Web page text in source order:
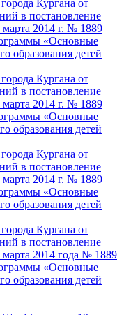
Кургана от
в постановление
2014 г. № 1889
«Основные
образования детей
Кургана от
в постановление
2014 г. № 1889
«Основные
образования детей
Кургана от
в постановление
2014 г. № 1889
«Основные
образования детей
Кургана от
в постановление
2014 года № 1889
«Основные
образования детей